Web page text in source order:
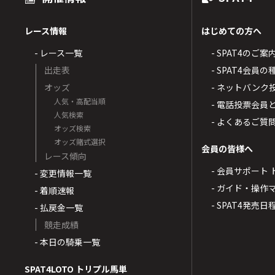
レース情報
- レース一覧
出走表
オッズ
人気・高配当順
人気検索
オッズ検索
オッズ賭式選択
レース傾向
- 変更情報一覧
- 着順速報
- 払戻金一覧
競走成績
- 本日の騎乗一覧
SPAT4LOTO トリプル馬単
はじめての方へ
- SPAT4のご案
- SPAT4会員の
- ネットバンク
- 電話投票会員
- よくあるご質
会員の皆様へ
- 会員サポート
- ガイド・操作
- SPAT4発売日